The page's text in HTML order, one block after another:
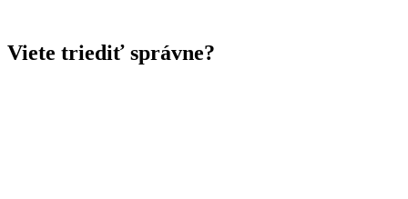
Viete triediť správne?